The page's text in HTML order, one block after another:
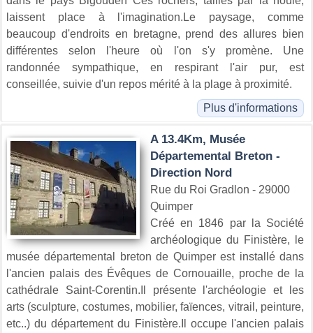
laissent place à l'imagination.Le paysage, comme
beaucoup d'endroits en bretagne, prend des allures bien
différentes selon l'heure où l'on s'y promène. Une
randonnée sympathique, en respirant l'air pur, est
conseillée, suivie d'un repos mérité à la plage à proximité.
Plus d'informations
A 13.4Km, Musée
Départemental Breton -
Direction Nord
Rue du Roi Gradlon - 29000
Quimper
Créé en 1846 par la Société
archéologique du Finistère, le
musée départemental breton de Quimper est installé dans
l'ancien palais des Évêques de Cornouaille, proche de la
cathédrale Saint-Corentin.Il présente l'archéologie et les
arts (sculpture, costumes, mobilier, faïences, vitrail, peinture,
etc..) du département du Finistère.Il occupe l'ancien palais